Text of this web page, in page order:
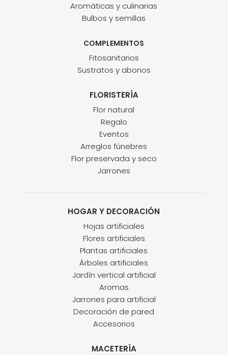
Aromáticas y culinarias
Bulbos y semillas
COMPLEMENTOS
Fitosanitarios
Sustratos y abonos
FLORISTERÍA
Flor natural
Regalo
Eventos
Arreglos fúnebres
Flor preservada y seco
Jarrones
HOGAR Y DECORACIÓN
Hojas artificiales
Flores artificiales
Plantas artificiales
Árboles artificiales
Jardín vertical artificial
Aromas
Jarrones para artificial
Decoración de pared
Accesorios
MACETERÍA